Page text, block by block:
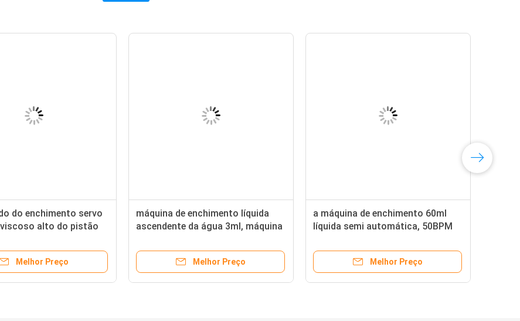
do enchimento servo
alto do pistão
Melhor Preço
máquina de enchimento líquida
ascendente da água 3ml, máquina
Liquid Filling
Melhor Preço
a máquina de enchimento 60ml
líquida semi automática, 50BPM
enchimento de creme
Melhor Preço